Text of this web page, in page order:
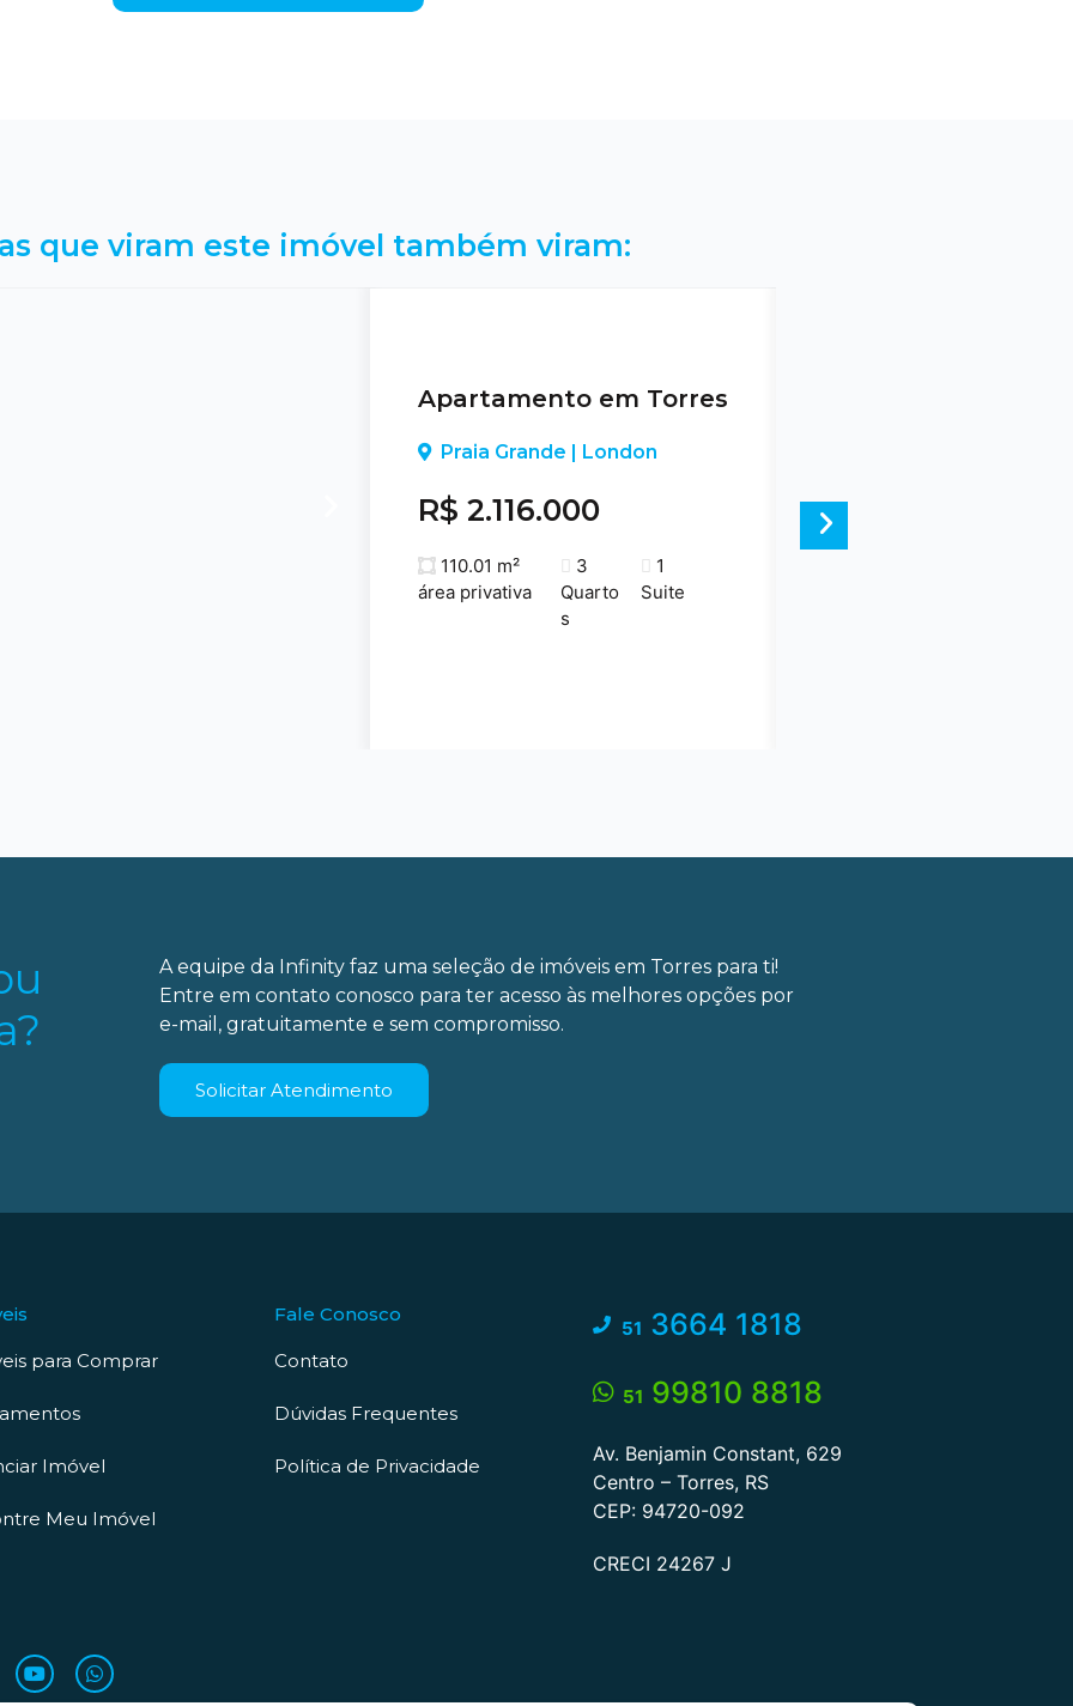
que viram este imóvel também viram:
Apartamento em Torres
Praia Grande | London
R$ 2.116.000
110.01 m²
área privativa
3
Quarto
s
1
Suite
A equipe da Infinity faz uma seleção de imóveis em Torres para ti!
Entre em contato conosco para ter acesso às melhores opções por
e-mail, gratuitamente e sem compromisso.
Solicitar Atendimento
para Comprar
Imóvel
Meu Imóvel
Fale Conosco
Contato
Dúvidas Frequentes
Política de Privacidade
51 3664 1818
51 99810 8818
Av. Benjamin Constant, 629
Centro – Torres, RS
CEP: 94720-092
CRECI 24267 J